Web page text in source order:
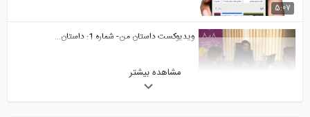
5:07
ویدیوکست داستان من- شماره 1: داستان...
مشاهده بیشتر